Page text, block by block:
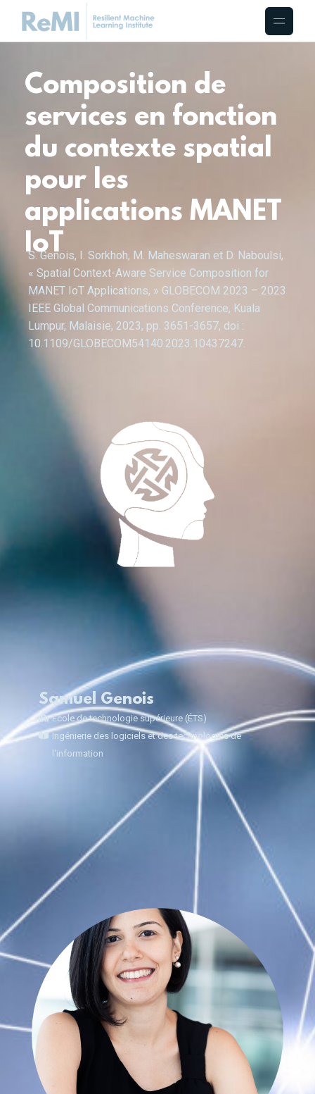
Composition de
services en fonction
du contexte spatial
pour les
applications MANET
IoT
S. Genois, I. Sorkhoh, M. Maheswaran et D. Naboulsi,
« Spatial Context-Aware Service Composition for
MANET IoT Applications, » GLOBECOM 2023 – 2023
IEEE Global Communications Conference, Kuala
Lumpur, Malaisie, 2023, pp. 3651-3657, doi :
10.1109/GLOBECOM54140.2023.10437247.
Samuel Genois
École de technologie supérieure (ÉTS)
Ingénierie des logiciels et des technologies de
l'information